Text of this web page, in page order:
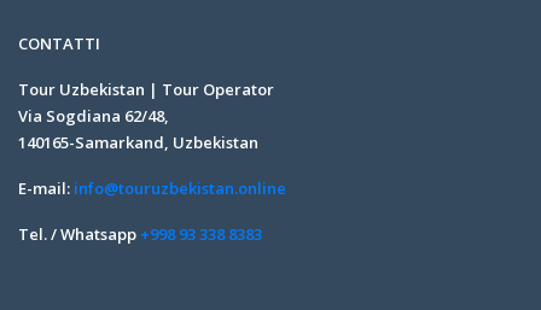
CONTATTI
Tour Uzbekistan | Tour Operator
Via Sogdiana 62/48,
140165-Samarkand, Uzbekistan
E-mail: info@touruzbekistan.online
Tel. / Whatsapp +998 93 338 8383